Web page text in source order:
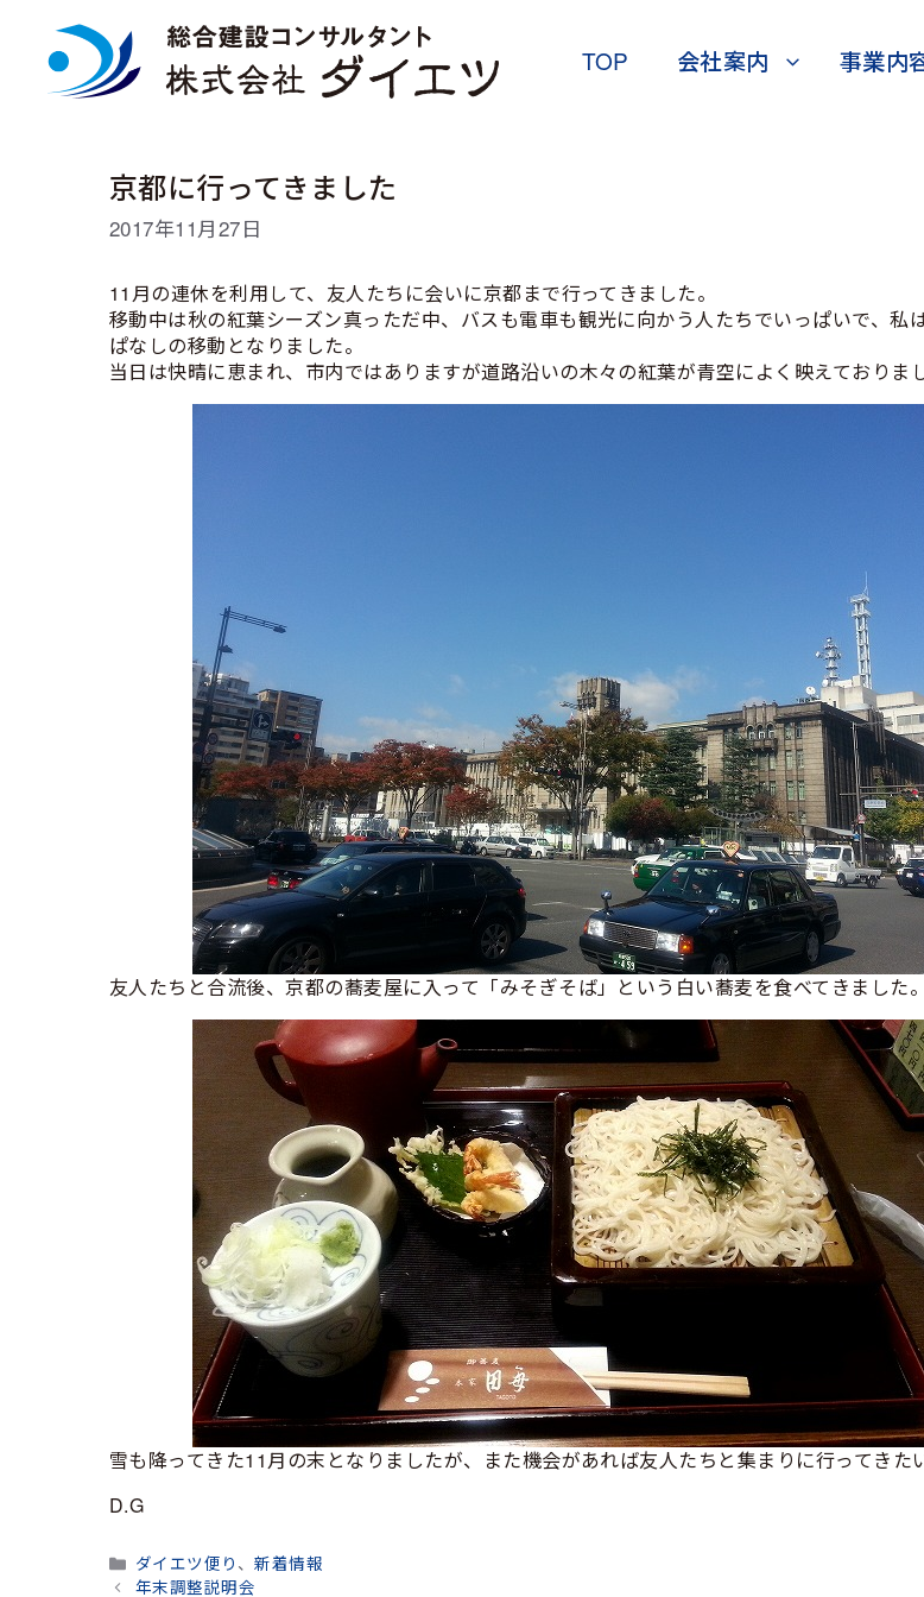
TOP 会社案内 事業内
京都に行ってきました
2017年11月27日
11月の連休を利用して、友人たちに会いに京都まで行ってきました。
移動中は秋の紅葉シーズン真っただ中、バスも電車も観光に向かう人たちでいっぱいで、私
ぱなしの移動となりました。
当日は快晴に恵まれ、市内ではありますが道路沿いの木々の紅葉が青空によく映えておりま
友人たちと合流後、京都の蕎麦屋に入って「みそぎそば」という白い蕎麦を食べてきました。
雪も降ってきた11月の末となりましたが、また機会があれば友人たちと集まりに行ってきた
D.G
カ
テ
ダイエツ便り 、新着情報
年末調整説明会